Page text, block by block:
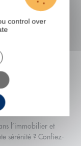
l’immobilier et
sérénité ? Confiez-
control over